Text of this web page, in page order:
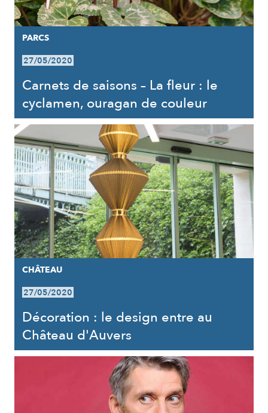
PARCS
27/05/2020
Carnets de saisons – La fleur : le
cyclamen, ouragan de couleur
CHÂTEAU
27/05/2020
Décoration : le design entre au
Château d'Auvers